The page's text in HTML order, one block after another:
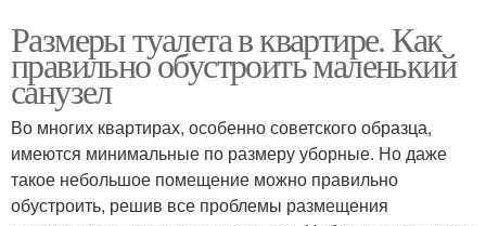
Размеры туалета в квартире. Как
правильно обустроить маленький
санузел
Во многих квартирах, особенно советского образца,
имеются минимальные по размеру уборные. Но даже
такое небольшое помещение можно правильно
обустроить, решив все проблемы размещения